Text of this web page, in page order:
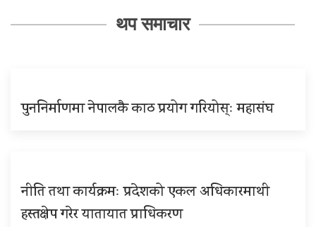
थप समाचार
पुननिर्माणमा नेपालकै काठ प्रयोग गरियोस्ः महासंघ
नीति तथा कार्यक्रमः प्रदेशको एकल अधिकारमाथी
हस्तक्षेप गरेर यातायात प्राधिकरण